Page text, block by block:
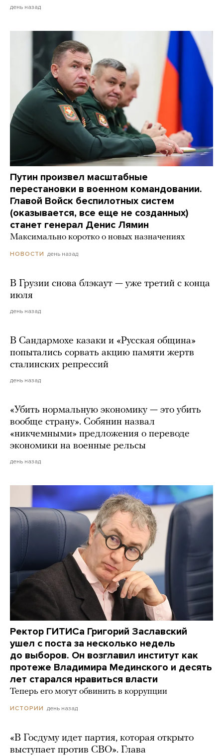
день назад
Путин произвел масштабные
перестановки в военном командовании.
Главой Войск беспилотных систем
(оказывается, все еще не созданных)
станет генерал Денис Лямин
Максимально коротко о новых назначениях
НОВОСТИ день назад
В Грузии снова блэкаут — уже третий с конца
июля
день назад
В Сандармохе казаки и «Русская община»
попытались сорвать акцию памяти жертв
сталинских репрессий
день назад
«Убить нормальную экономику — это убить
вообще страну». Собянин назвал
«никчемными» предложения о переводе
экономики на военные рельсы
день назад
Ректор ГИТИСа Григорий Заславский
ушел с поста за несколько недель
до выборов. Он возглавил институт как
протеже Владимира Мединского и десять
лет старался нравиться власти
Теперь его могут обвинить в коррупции
ИСТОРИИ день назад
«В Госдуму идет партия, которая открыто
выступает против СВО». Глава